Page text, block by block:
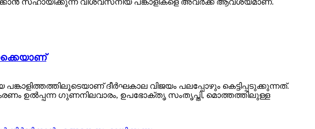
ദീർഘകാല വിജയം പലപ്പോഴും കെട്ടിപ്പടുക്കുന്നത്.
ഉൽപ്പന്ന ഗുണനിലവാരം, ഉപഭോക്തൃ സംതൃപ്തി, മൊത്തത്തിലുള്ള